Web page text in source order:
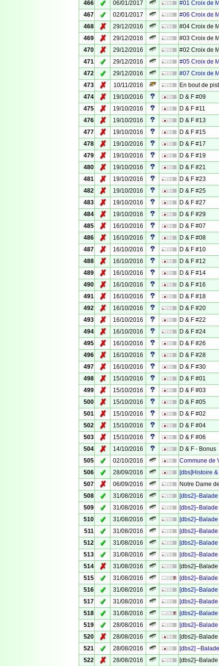
466
✓ 06/01/2017
#01 Croix de
467
✓ 02/01/2017
#06 Croix de
468
✗ 29/12/2016
#04 Croix de
469
✗ 29/12/2016
#03 Croix de
470
✗ 29/12/2016
#02 Croix de
471
✓ 29/12/2016
#05 Croix de
472
✓ 29/12/2016
#07 Croix de
473
✗ 10/11/2016
En bout de
474
✗ 19/10/2016
D & F #09
475
✗ 19/10/2016
D & F #11
476
✗ 19/10/2016
D & F #13
477
✗ 19/10/2016
D & F #15
478
✗ 19/10/2016
D & F #17
479
✗ 19/10/2016
D & F #19
480
✗ 19/10/2016
D & F #21
481
✗ 19/10/2016
D & F #23
482
✗ 19/10/2016
D & F #25
483
✗ 19/10/2016
D & F #27
484
✗ 19/10/2016
D & F #29
485
✗ 16/10/2016
D & F #07
486
✗ 16/10/2016
D & F #08
487
✗ 16/10/2016
D & F #10
488
✗ 16/10/2016
D & F #12
489
✗ 16/10/2016
D & F #14
490
✗ 16/10/2016
D & F #16
491
✗ 16/10/2016
D & F #18
492
✗ 16/10/2016
D & F #20
493
✗ 16/10/2016
D & F #22
494
✗ 16/10/2016
D & F #24
495
✗ 16/10/2016
D & F #26
496
✗ 16/10/2016
D & F #28
497
✗ 16/10/2016
D & F #30
498
✗ 15/10/2016
D & F #01
499
✗ 15/10/2016
D & F #03
500
✗ 15/10/2016
D & F #05
501
✗ 15/10/2016
D & F #02
502
✗ 15/10/2016
D & F #04
503
✗ 15/10/2016
D & F #06
504
✗ 14/10/2016
D & F - Bonus
505
✓ 02/10/2016
Commune de
506
✓ 28/09/2016
[dbs]Histoire
507
✗ 06/09/2016
Notre Dame
508
✓ 31/08/2016
509
✓ 31/08/2016
510
✓ 31/08/2016
511
✓ 31/08/2016
512
✓ 31/08/2016
513
✓ 31/08/2016
514
✗ 31/08/2016
515
✓ 31/08/2016
516
✓ 31/08/2016
517
✓ 31/08/2016
518
✓ 31/08/2016
519
✓ 28/08/2016
520
✗ 28/08/2016
521
✓ 28/08/2016
[dbs2]
522
✗ 28/08/2016